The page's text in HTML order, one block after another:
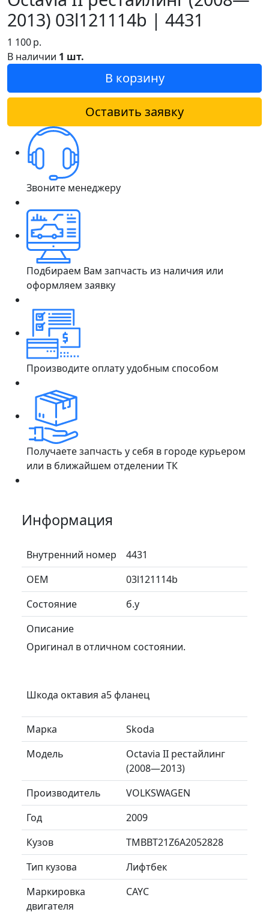
2013) 03l121114b | 4431
1 100р.
В наличии 1 шт.
В корзину
Оставить заявку
Звоните менеджеру
Подбираем Вам запчасть из наличия или
оформляем заявку
Производите оплату удобным способом
Получаете запчасть у себя в городе курьером
или в ближайшем отделении ТК
Информация
Внутренний номер
4431
ОЕМ
03l121114b
Состояние
б.у
Описание
Оригинал в отличном состоянии.
Шкода октавия а5 фланец
Марка
Skoda
Модель
Octavia II рестайлинг
(2008—2013)
Производитель
VOLKSWAGEN
Год
2009
Кузов
TMBBT21Z6A2052828
Тип кузова
Лифтбек
Маркировка
двигателя
CAYC